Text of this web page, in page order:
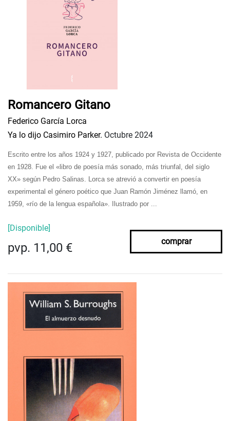
Romancero Gitano
Federico García Lorca
Ya lo dijo Casimiro Parker. Octubre 2024
Escrito entre los años 1924 y 1927, publicado por Revista de Occidente
en 1928. Fue el «libro de poesía más sonado, más triunfal, del siglo
XX» según Pedro Salinas. Lorca se atrevió a convertir en poesía
experimental el género poético que Juan Ramón Jiménez llamó, en
1959, «río de la lengua española». Ilustrado por ...
[Disponible]
pvp. 11,00 € comprar